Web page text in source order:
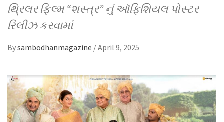
થ્રિલર ફિલ્મ “શસ્ત્ર” નું ઑફિશિયલ પોસ્ટર
રિલીઝ કરવામાં
Bysambodhanmagazine /April 9, 2025